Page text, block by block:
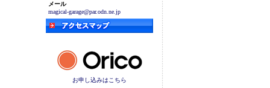
メール
magical-garage@par.odn.ne.jp
お申し込みはこちら